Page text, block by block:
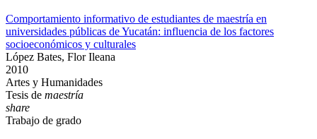
Comportamiento informativo de estudiantes de maestría en
universidades públicas de Yucatán: influencia de los factores
socioeconómicos y culturales
López Bates, Flor Ileana
2010
Artes y Humanidades
Tesis de maestría
share
Trabajo de grado